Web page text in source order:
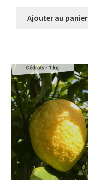
Ajouter au panier